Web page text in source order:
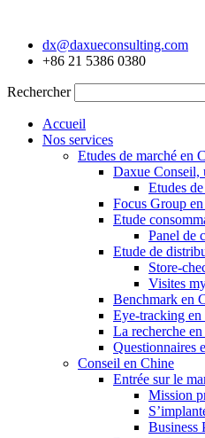
contenudx@daxueconsulting.com
+86 21 5386 0380
Rechercher
Accueil
Nos services
Etudes de marché en
Daxue Conseil,
Etudes
Focus Group
Etude
Panel de
Etude de
Store-
Visites
Benchmark en
Eye-tracking en
La recherche
Questionnaires
Conseil en Chine
Entrée sur le
Mission
Business